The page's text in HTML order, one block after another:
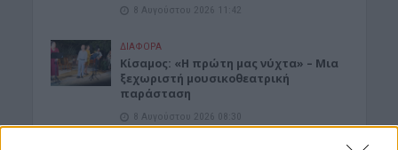
8 Αυγούστου 2026 11:42
ΔΙΆΦΟΡΑ
Κίσαμος: «Η πρώτη μας νύχτα» – Μια
ξεχωριστή μουσικοθεατρική
παράσταση
8 Αυγούστου 2026 08:30